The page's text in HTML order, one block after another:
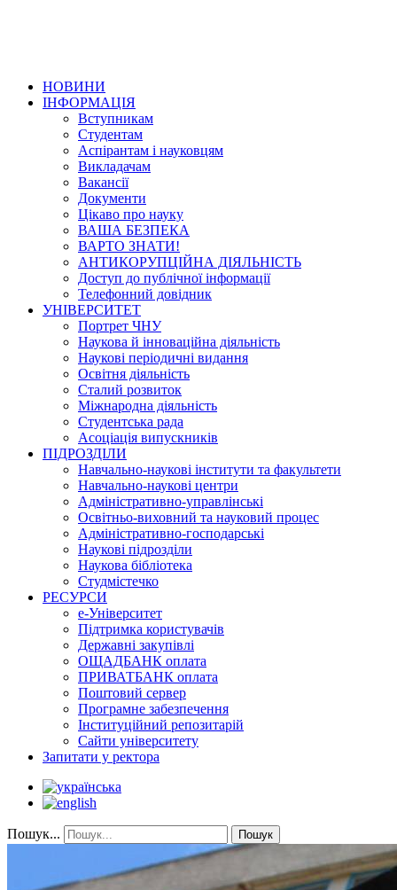
НОВИНИ
ІНФОРМАЦІЯ
Вступникам
Студентам
Аспірантам і науковцям
Викладачам
Вакансії
Документи
Цікаво про науку
ВАША БЕЗПЕКА
ВАРТО ЗНАТИ!
АНТИКОРУПЦІЙНА ДІЯЛЬНІСТЬ
Доступ до публічної інформації
Телефонний довідник
УНІВЕРСИТЕТ
Портрет ЧНУ
Наукова й інноваційна діяльність
Наукові періодичні видання
Освітня діяльність
Сталий розвиток
Міжнародна діяльність
Студентська рада
Асоціація випускників
ПІДРОЗДІЛИ
Навчально-наукові інститути та факультети
Навчально-наукові центри
Адміністративно-управлінські
Освітньо-виховний та науковий процес
Адміністративно-господарські
Наукові підрозділи
Наукова бібліотека
Студмістечко
РЕСУРСИ
е-Університет
Підтримка користувачів
Державні закупівлі
ОЩАДБАНК оплата
ПРИВАТБАНК оплата
Поштовий сервер
Програмне забезпечення
Інституційний репозитарій
Сайти університету
Запитати у ректора
Пошук... Пошук